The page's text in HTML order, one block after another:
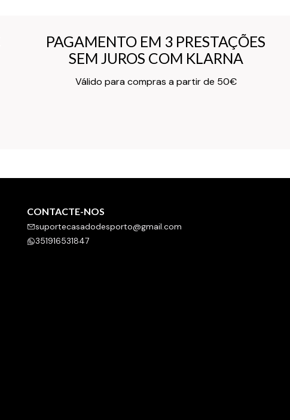
PAGAMENTO EM 3 PRESTAÇÕES
SEM JUROS COM KLARNA
Válido para compras a partir de 50€
PAGAMENTO EM 3 PRESTAÇÕES
SEM JUROS COM KLARNA
Texto do Verso do Cartão de Informação
CONTACTE-NOS
suportecasadodesporto@gmail.com
351916531847